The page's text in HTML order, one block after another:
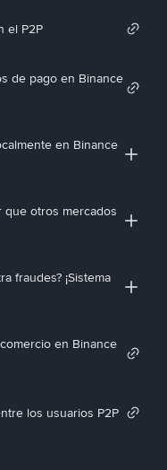
el P2P
de pago en Binance
en Binance
que otros mercados
fraudes? ¡Sistema
en Binance
los usuarios P2P